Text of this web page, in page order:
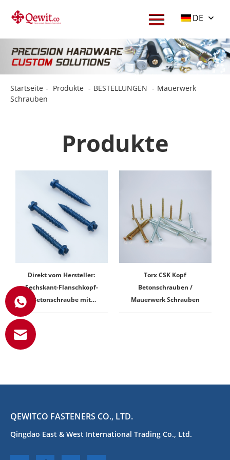
DE
Startseite - Produkte - BESTELLUNGEN - Mauerwerk
Schrauben
Produkte
Direkt vom Hersteller:
Sechskant-Flanschkopf-
Betonschraube mit
Torx CSK Kopf
Betonschrauben /
Mauerwerk Schrauben
QEWITCO FASTENERS CO., LTD.
Qingdao East & West International Trading Co., Ltd.